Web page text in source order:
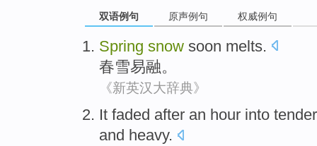
双语例句 原声例句 权威例句
Spring snow soon melts.
春雪易融。
《新英汉大辞典》
It faded after an hour into tender
and heavy.